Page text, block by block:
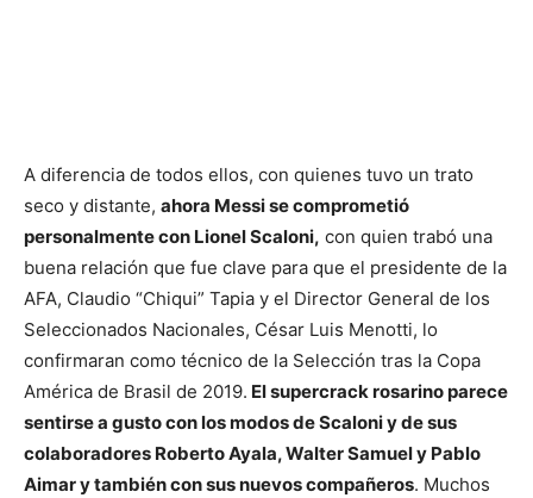
A diferencia de todos ellos, con quienes tuvo un trato
seco y distante, ahora Messi se comprometió
personalmente con Lionel Scaloni, con quien trabó una
buena relación que fue clave para que el presidente de la
AFA, Claudio “Chiqui” Tapia y el Director General de los
Seleccionados Nacionales, César Luis Menotti, lo
confirmaran como técnico de la Selección tras la Copa
América de Brasil de 2019. El supercrack rosarino parece
sentirse a gusto con los modos de Scaloni y de sus
colaboradores Roberto Ayala, Walter Samuel y Pablo
Aimar y también con sus nuevos compañeros. Muchos